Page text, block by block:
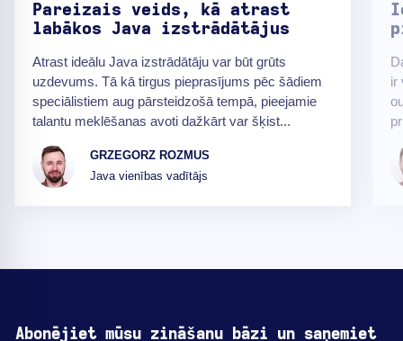
Pareizais veids, kā atrast
labākos Java izstrādātājus
Atrast ideālu Java izstrādātāju var būt grūts
uzdevums. Tā kā tirgus pieprasījums pēc šādiem
speciālistiem aug pārsteidzošā tempā, pieejamie
talantu meklēšanas avoti dažkārt var šķist...
GRZEGORZ ROZMUS
Java vienības vadītājs
ir
Abonējiet mūsu zināšanu bāzi un saņemiet